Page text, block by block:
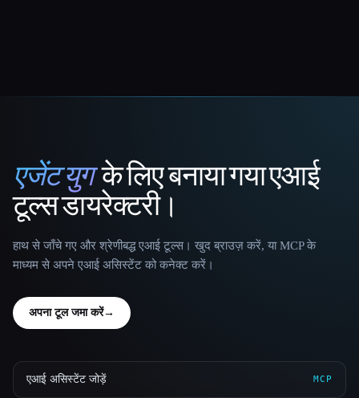
That AI Collection
एजेंट युगके लिए बनाया गया एआई
टूल्स डायरेक्टरी।
हाथ से जाँचे गए और श्रेणीबद्ध एआई टूल्स। खुद ब्राउज़ करें, या MCP के
माध्यम से अपने एआई असिस्टेंट को कनेक्ट करें।
अपना टूल जमा करें→
एआई असिस्टेंट जोड़ें MCP